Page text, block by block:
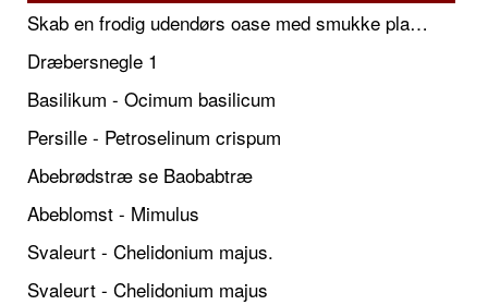
Skab en frodig udendørs oase med smukke plantekrukker og elegante espalier
Dræbersnegle 1
Basilikum - Ocimum basilicum
Persille - Petroselinum crispum
Abebrødstræ se Baobabtræ
Abeblomst - Mimulus
Svaleurt - Chelidonium majus.
Svaleurt - Chelidonium majus